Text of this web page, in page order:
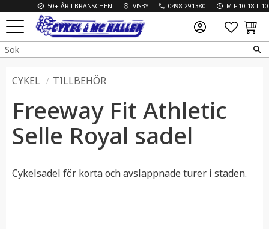
Meny
50+ ÅR I BRANSCHEN VISBY 0498-291380 M-F 10-18 L 10-13
CYKEL TILLBEHÖR
Freeway Fit Athletic
Selle Royal sadel
Cykelsadel för korta och avslappnade turer i staden.